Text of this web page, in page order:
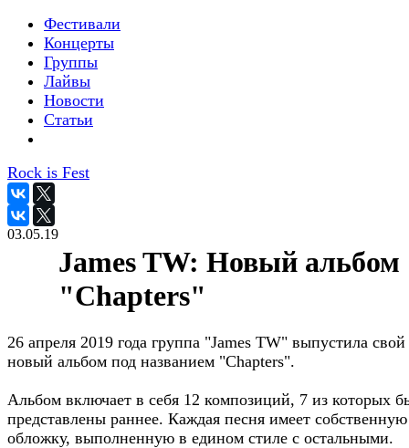
Фестивали
Концерты
Группы
Лайвы
Новости
Статьи
Rock is Fest
03.05.19
James TW: Новый альбом
"Chapters"
26 апреля 2019 года группа "James TW" выпустила свой
новый альбом под названием "Chapters".
Альбом включает в себя 12 композиций, 7 из которых
представлены раннее. Каждая песня имеет собственную
обложку, выполненную в едином стиле с остальными.